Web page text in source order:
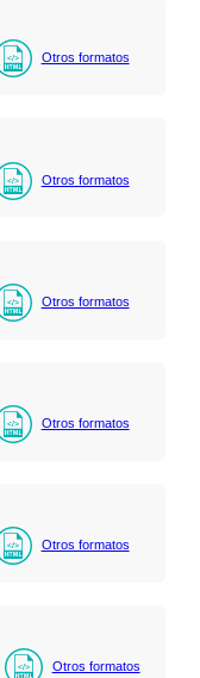
Otros formatos
Otros formatos
Otros formatos
Otros formatos
Otros formatos
Otros formatos